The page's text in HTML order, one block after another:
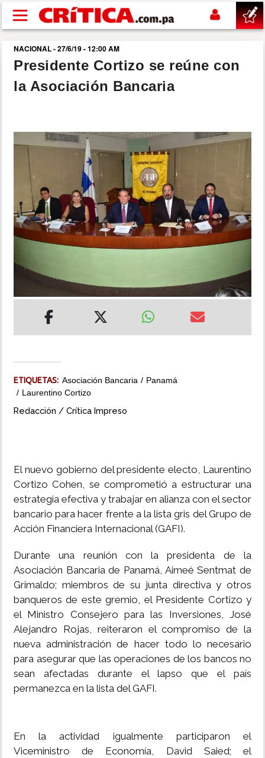
Pasar al contenido principal
buscar
SUCESOS
POLÍTICA
SHOW
DEPORTES
MULTIMEDIA
NACIONAL - 27/6/19 - 12:00 AM
Presidente Cortizo se reúne con
la Asociación Bancaria
ETIQUETAS: Asociación Bancaria
Panamá
Laurentino Cortizo
Redacción / Crítica Impreso
El nuevo gobierno del presidente electo, Laurentino
Cortizo Cohen, se comprometió a estructurar una
estrategia efectiva y trabajar en alianza con el sector
bancario para hacer frente a la lista gris del Grupo de
Acción Financiera Internacional (GAFI).
Durante una reunión con la presidenta de la
Asociación Bancaria de Panamá, Aimeé Sentmat de
Grimaldo; miembros de su junta directiva y otros
banqueros de este gremio, el Presidente Cortizo y
el Ministro Consejero para las Inversiones, José
Alejandro Rojas, reiteraron el compromiso de la
nueva administración de hacer todo lo necesario
para asegurar que las operaciones de los bancos no
sean afectadas durante el lapso que el país
permanezca en la lista del GAFI.
En la actividad igualmente participaron el
Viceministro de Economía, David Saied; el